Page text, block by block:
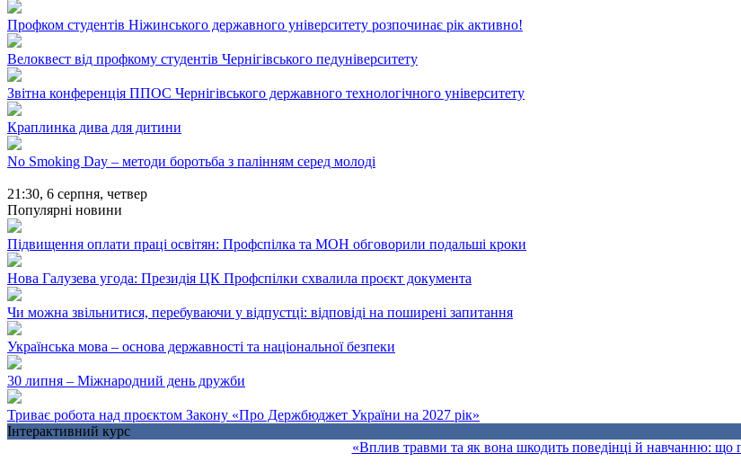
Профком студентів Ніжинського державного університету розпочинає рік активно!
Велоквест від профкому студентів Чернігівського педуніверситету
Звітна конференція ППОС Чернігівського державного технологічного університету
Краплинка дива для дитини
No Smoking Day – методи боротьба з палінням серед молоді
21:30, 6 серпня, четвер
Популярні новини
Підвищення оплати праці освітян: Профспілка та МОН обговорили подальші кроки
Нова Галузева угода: Президія ЦК Профспілки схвалила проєкт документа
Чи можна звільнитися, перебуваючи у відпустці: відповіді на поширені запитання
Українська мова – основа державності та національної безпеки
30 липня – Міжнародний день дружби
Триває робота над проєктом Закону «Про Держбюджет України на 2027 рік»
Інтерактивний курс
«Вплив травми та як вона шкодить поведінці й навчанню: що